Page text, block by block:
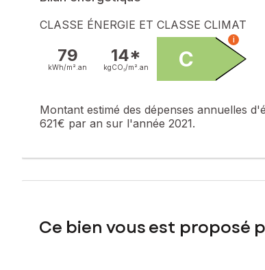
Prix de vente honoraires d'agence inclus : 199
Prix de vente hors honoraires d'agence : 190 000
Honoraires charge acquéreur : 9 000 € soit 4,74
Contactez votre conseiller SAFTI : Arnaud
CLASSE ÉNERGIE ET CLASSE CLIMAT
79
kWh/m². an
14*
kgCO₂/m². an C
i
Montant estimé des dépenses annuelles
621€ par an sur l'année 2021.
Ce bien vous est proposé